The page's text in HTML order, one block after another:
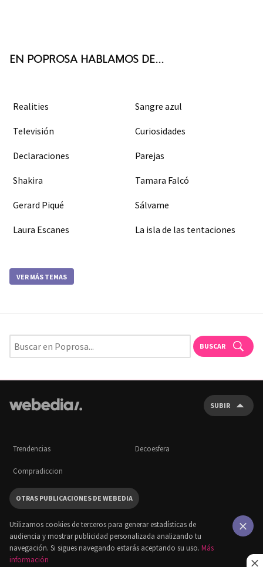
EN POPROSA HABLAMOS DE...
Realities Sangre azul
Televisión Curiosidades
Declaraciones Parejas
Shakira Tamara Falcó
Gerard Piqué Sálvame
Laura Escanes La isla de las tentaciones
VER MÁS TEMAS
BUSCAR
SUBIR
Trendencias Decoesfera
Compradiccion
OTRAS PUBLICACIONES DE WEBEDIA
Utilizamos cookies de terceros para generar estadísticas de
audiencia y mostrar publicidad personalizada analizando tu
navegación. Si sigues navegando estarás aceptando su uso. Más
información